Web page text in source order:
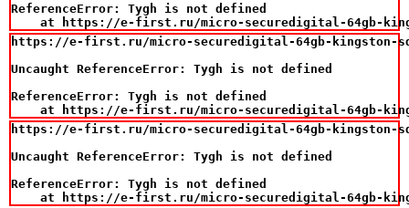
ReferenceError: Tygh is not defined
at https://e-first.ru/micro-securedigital-64gb-
https://e-first.ru/micro-securedigital-64gb-kingston-
Uncaught ReferenceError: Tygh is not defined
ReferenceError: Tygh is not defined
at https://e-first.ru/micro-securedigital-64gb-
https://e-first.ru/micro-securedigital-64gb-kingston-
Uncaught ReferenceError: Tygh is not defined
ReferenceError: Tygh is not defined
at https://e-first.ru/micro-securedigital-64gb-